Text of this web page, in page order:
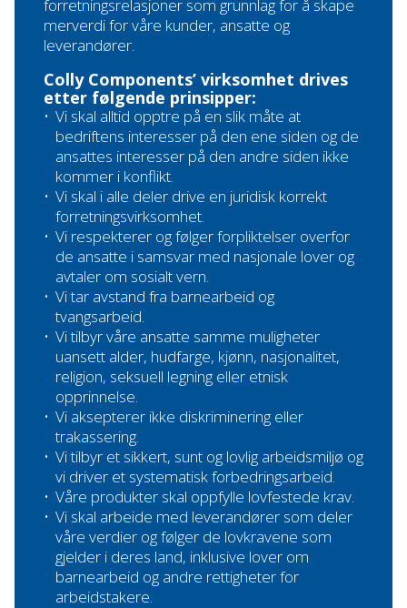
forretningsrelasjoner som grunnlag for å skape
merverdi for våre kunder, ansatte og
leverandører.
Colly Components’ virksomhet drives
etter følgende prinsipper:
Vi skal alltid opptre på en slik måte at
bedriftens interesser på den ene siden og de
ansattes interesser på den andre siden ikke
kommer i konflikt.
Vi skal i alle deler drive en juridisk korrekt
forretningsvirksomhet.
Vi respekterer og følger forpliktelser overfor
de ansatte i samsvar med nasjonale lover og
avtaler om sosialt vern.
Vi tar avstand fra barnearbeid og
tvangsarbeid.
Vi tilbyr våre ansatte samme muligheter
uansett alder, hudfarge, kjønn, nasjonalitet,
religion, seksuell legning eller etnisk
opprinnelse.
Vi aksepterer ikke diskriminering eller
trakassering.
Vi tilbyr et sikkert, sunt og lovlig arbeidsmiljø og
vi driver et systematisk forbedringsarbeid.
Våre produkter skal oppfylle lovfestede krav.
Vi skal arbeide med leverandører som deler
våre verdier og følger de lovkravene som
gjelder i deres land, inklusive lover om
barnearbeid og andre rettigheter for
arbeidstakere.